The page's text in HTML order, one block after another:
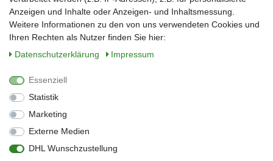
E-Mail*
Sie können den Newsletter jederzeit kostenlos abbestellen.
** gilt für Lieferungen innerhalb Deutschlands, Lieferzeiten für andere Länder
entnehmen Sie bitte der Schaltfläche mit den Versandinformationen
Widerrufs­recht
Kontakt
Barrierefreiheitserklärung
Anzeigen und Inhalte oder Anzeigen- und Inhaltsmessung.
Weitere Informationen zu den von uns verwendeten Cookies und
Ihren Rechten als Nutzer finden Sie hier:
Daten­schutz­erklärung
Impressum
Essenziell
Statistik
Marketing
Externe Medien
DHL Wunschzustellung